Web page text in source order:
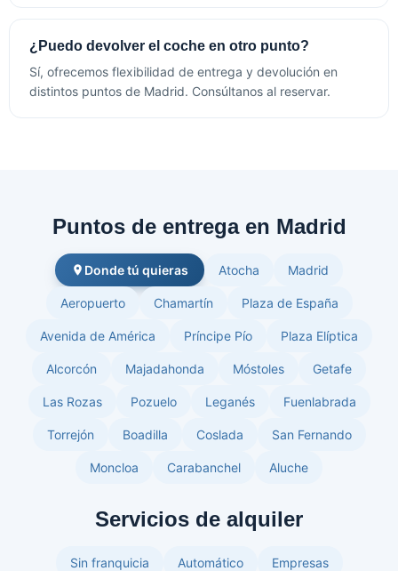
¿Puedo devolver el coche en otro punto?
Sí, ofrecemos flexibilidad de entrega y devolución en
distintos puntos de Madrid. Consúltanos al reservar.
Puntos de entrega en Madrid
Donde tú quieras Atocha Madrid
Aeropuerto Chamartín Plaza de España
Avenida de América Príncipe Pío Plaza Elíptica
Alcorcón Majadahonda Móstoles Getafe
Las Rozas Pozuelo Leganés Fuenlabrada
Torrejón Boadilla Coslada San Fernando
Moncloa Carabanchel Aluche
Servicios de alquiler
Sin franquicia Automático Empresas